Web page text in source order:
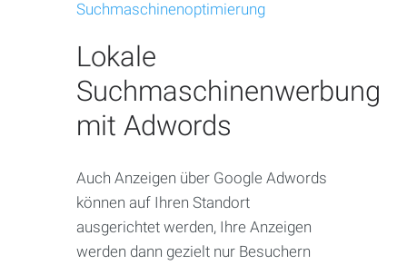
Suchmaschinenoptimierung
Lokale
Suchmaschinenwerbung
mit Adwords
Auch Anzeigen über Google Adwords
können auf Ihren Standort
ausgerichtet werden, Ihre Anzeigen
werden dann gezielt nur Besuchern